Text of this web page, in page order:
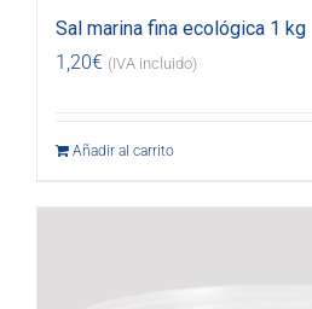
Sal marina fina ecológica 1 kg
1,20€ (IVA incluido)
Añadir al carrito